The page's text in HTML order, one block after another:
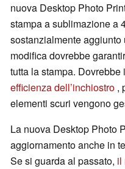
nuova Desktop Photo
stampa a sublimazione a
sostanzialmente aggiunto
modifica dovrebbe
tutta la stampa.
efficienza dell’inchiostro ,
elementi scuri vengono
La nuova Desktop Photo
aggiornamento anche in
Se si guarda al passato, il